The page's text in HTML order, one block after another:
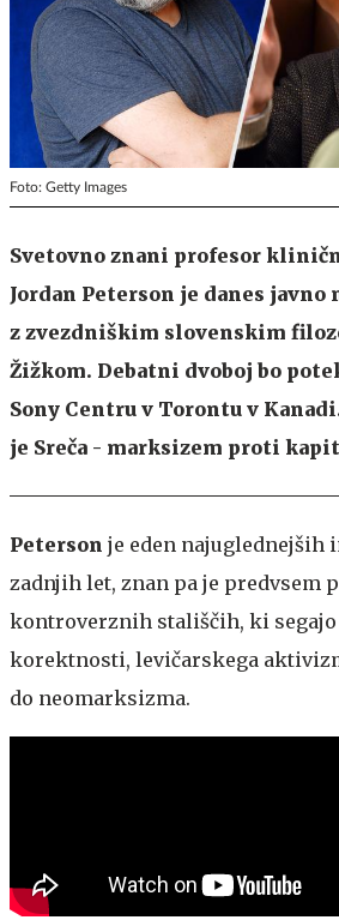
Foto: Getty Images
Svetovno znani profesor
Jordan Peterson je danes javno
z zvezdniškim slovenskim
Žižkom. Debatni dvoboj bo
Sony Centru v Torontu v
je Sreča - marksizem proti
Peterson je eden najuglednejših
zadnjih let, znan pa je predvsem
kontroverznih stališčih, ki
korektnosti, levičarskega
do neomarksizma.